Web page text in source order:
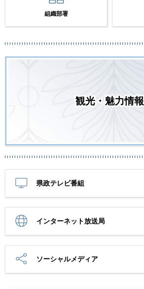
組織部署
観光・魅力情報
県政テレビ番組
インターネット放送局
ソーシャルメディア